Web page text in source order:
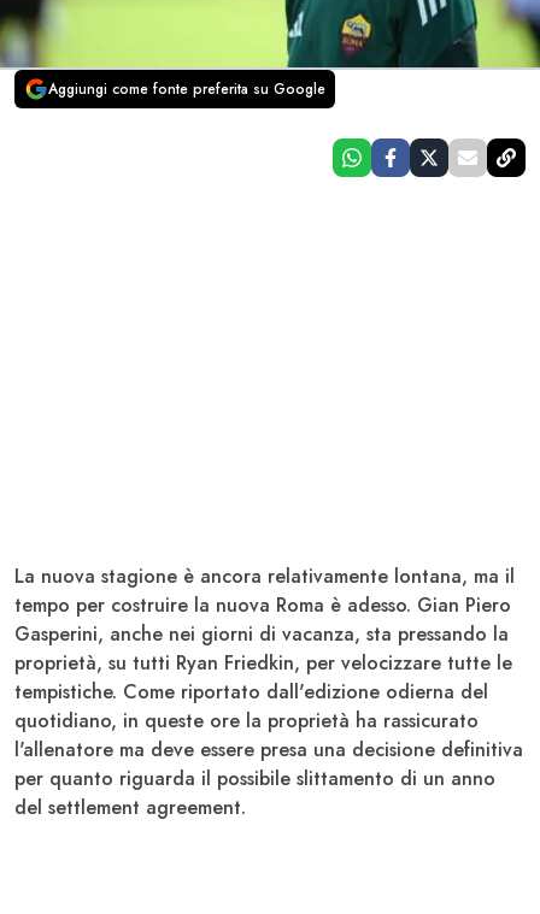
Aggiungi come fonte preferita su Google
La nuova stagione è ancora relativamente lontana, ma il
tempo per costruire la nuova Roma è adesso. Gian Piero
Gasperini, anche nei giorni di vacanza, sta pressando la
proprietà, su tutti Ryan Friedkin, per velocizzare tutte le
tempistiche. Come riportato dall'edizione odierna del
quotidiano, in queste ore la proprietà ha rassicurato
l'allenatore ma deve essere presa una decisione definitiva
per quanto riguarda il possibile slittamento di un anno
del settlement agreement.